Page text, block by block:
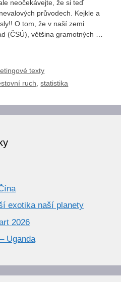
neočekávejte, že si teď
průvodech. Kejkle a
O tom, že v naší zemi
(ČSÚ), většina gramotných …
texty
ruch,statistika
exotika naší planety
2026
Uganda